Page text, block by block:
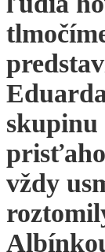
skupinu
vždy